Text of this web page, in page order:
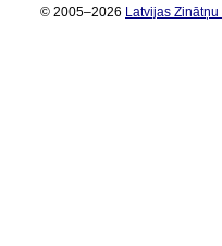
© 2005–2026 Latvijas